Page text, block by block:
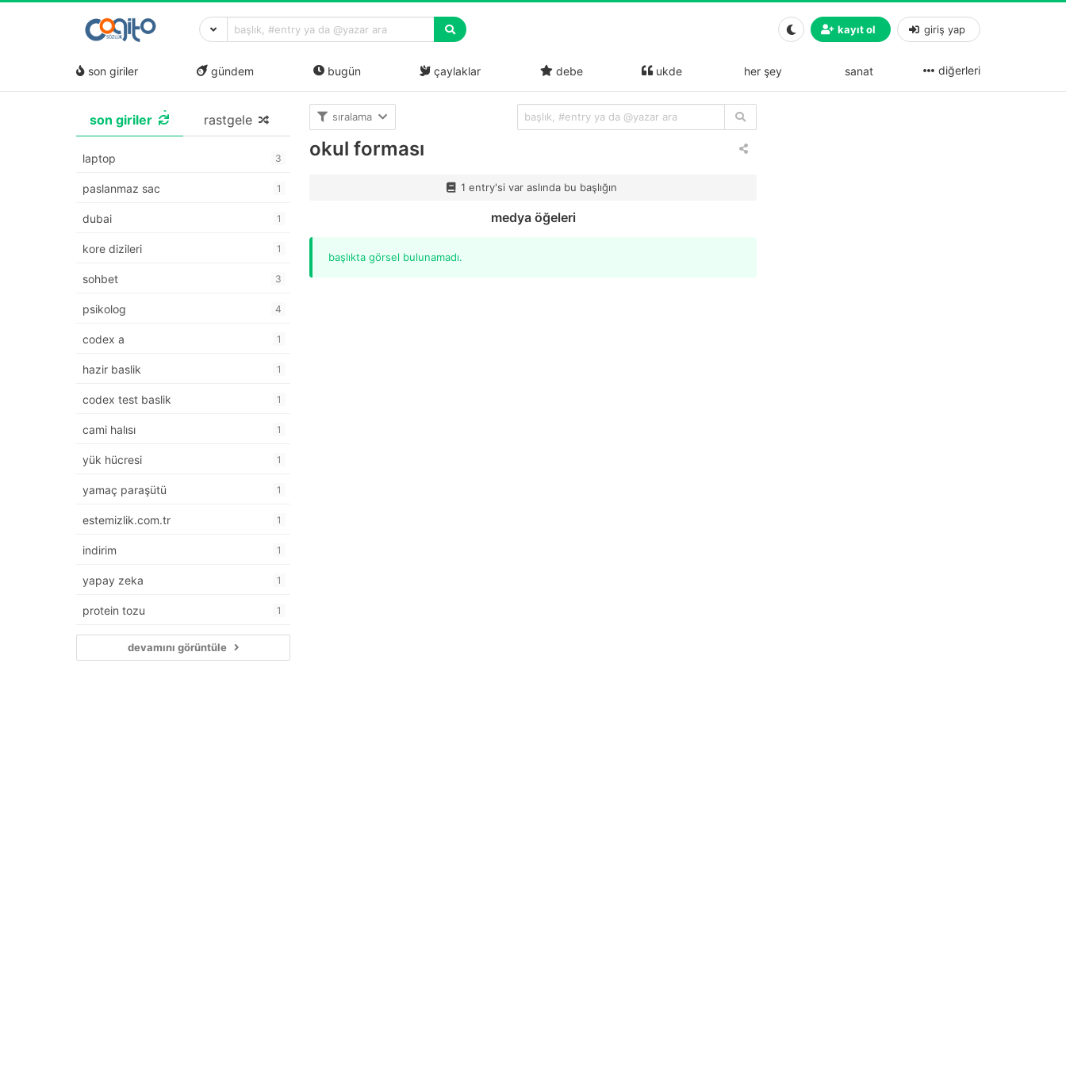
kayıt ol giriş yap
son giriler gündem bugün çaylaklar debe ukde her şey sanat diğerleri
son giriler rastgele
laptop 3
paslanmaz sac 1
dubai 1
kore dizileri 1
sohbet 3
psikolog 4
codex a 1
hazir baslik 1
codex test baslik 1
cami halısı 1
yük hücresi 1
yamaç paraşütü 1
estemizlik.com.tr 1
indirim 1
yapay zeka 1
protein tozu 1
devamını görüntüle
sıralama
okul forması
1 entry'si var aslında bu başlığın
medya öğeleri
başlıkta görsel bulunamadı.